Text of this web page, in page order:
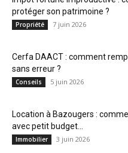
protéger son patrimoine ?
Propriété 7 juin 2026
Cerfa DAACT : comment
sans erreur ?
Conseils 5 juin 2026
Location à Bazougers :
avec petit budget...
Immobilier 3 juin 2026